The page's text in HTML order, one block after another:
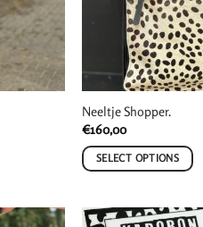
Neeltje Shopper.
€160,00
SELECT OPTIONS